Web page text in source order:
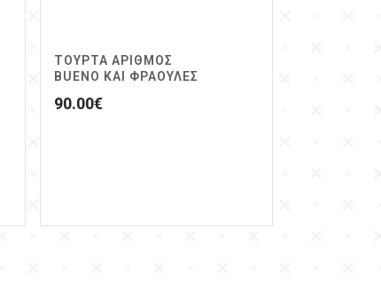
ΤΟΥΡΤΑ ΑΡΙΘΜΟΣ
BUENO ΚΑΙ ΦΡΑΟΥΛΕΣ
90.00€